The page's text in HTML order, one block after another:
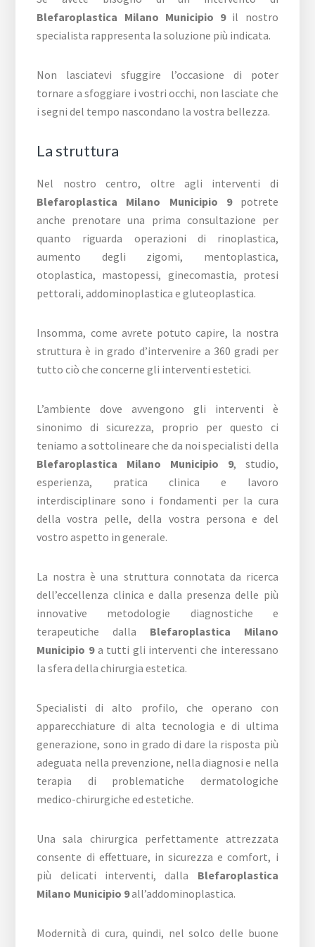
Blefaroplastica Milano Municipio 9il nostro
specialista rappresenta la soluzione più indicata.
Non lasciatevi sfuggire l’occasione di poter
tornare a sfoggiare i vostri occhi, non lasciate che
i segni del tempo nascondano la vostra bellezza.
La struttura
Nel nostro centro, oltre agli interventi di
Blefaroplastica Milano Municipio 9potrete
anche prenotare una prima consultazione per
quanto riguarda operazioni di rinoplastica,
aumento degli zigomi, mentoplastica,
otoplastica, mastopessi, ginecomastia, protesi
pettorali, addominoplastica e gluteoplastica.
Insomma, come avrete potuto capire, la nostra
struttura è in grado d’intervenire a 360 gradi per
tutto ciò che concerne gli interventi estetici.
L’ambiente dove avvengono gli interventi è
sinonimo di sicurezza, proprio per questo ci
teniamo a sottolineare che da noi specialisti della
Blefaroplastica Milano Municipio 9, studio,
esperienza, pratica clinica e lavoro
interdisciplinare sono i fondamenti per la cura
della vostra pelle, della vostra persona e del
vostro aspetto in generale.
La nostra è una struttura connotata da ricerca
dell’eccellenza clinica e dalla presenza delle più
innovative metodologie diagnostiche e
terapeutiche dalla Blefaroplastica Milano
Municipio 9a tutti gli interventi che interessano
la sfera della chirurgia estetica.
Specialisti di alto profilo, che operano con
apparecchiature di alta tecnologia e di ultima
generazione, sono in grado di dare la risposta più
adeguata nella prevenzione, nella diagnosi e nella
terapia di problematiche dermatologiche
medico-chirurgiche ed estetiche.
Una sala chirurgica perfettamente attrezzata
consente di effettuare, in sicurezza e comfort, i
più delicati interventi, dalla Blefaroplastica
Milano Municipio 9all’addominoplastica.
Modernità di cura, quindi, nel solco delle buone